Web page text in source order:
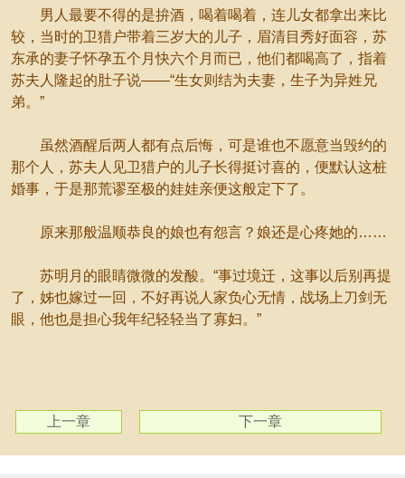
男人最要不得的是拚酒，喝着喝着，连儿女都拿出来比
较，当时的卫猎户带着三岁大的儿子，眉清目秀好面容，苏
东承的妻子怀孕五个月快六个月而已，他们都喝高了，指着
苏夫人隆起的肚子说——“生女则结为夫妻，生子为异姓兄
弟。”
虽然酒醒后两人都有点后悔，可是谁也不愿意当毁约的
那个人，苏夫人见卫猎户的儿子长得挺讨喜的，便默认这桩
婚事，于是那荒谬至极的娃娃亲便这般定下了。
原来那般温顺恭良的娘也有怨言？娘还是心疼她的……
苏明月的眼睛微微的发酸。“事过境迁，这事以后别再提
了，姊也嫁过一回，不好再说人家负心无情，战场上刀剑无
眼，他也是担心我年纪轻轻当了寡妇。”
上一章 下一章